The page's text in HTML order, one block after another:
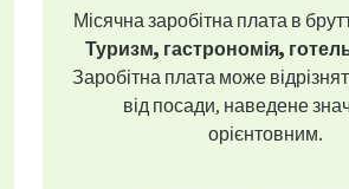
Місячна заробітна плата в
Туризм, гастрономія,
Заробітна плата може
від посади, наведене
орієнтовним.